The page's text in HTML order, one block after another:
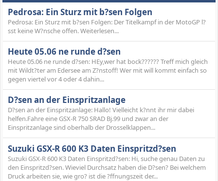
Pedrosa: Ein Sturz mit b?sen Folgen
Pedrosa: Ein Sturz mit b?sen Folgen: Der Titelkampf in der MotoGP l?
sst keine W?nsche offen. Weiterlesen...
Heute 05.06 ne runde d?sen
Heute 05.06 ne runde d?sen: HEy,wer hat bock?????? Treff mich gleich
mit Wildt?ter am Edersee am Z?nstoff! Wer mit will kommt einfach so
gegen viertel vor 4 oder 4 dahin...
D?sen an der Einspritzanlage
D?sen an der Einspritzanlage: Hallo! Vielleicht k?nnt ihr mir dabei
helfen.Fahre eine GSX-R 750 SRAD Bj.99 und zwar an der
Einspritzanlage sind oberhalb der Drosselklappen...
Suzuki GSX-R 600 K3 Daten Einspritzd?sen
Suzuki GSX-R 600 K3 Daten Einspritzd?sen: Hi, suche genau Daten zu
den Einspritzd?sen. Wieviel Durchsatz haben die D?sen? Bei welchem
Druck arbeiten sie, wie gro? ist die ?ffnungszeit der...